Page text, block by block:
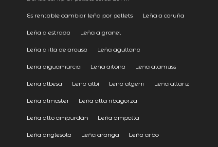
Es rentable cambiar leña por pellets Leña a coruña
Leña a estrada Leña a granel
Leña a illa de arousa Leña agullana
Leña aiguamúrcia Leña aitona Leña alamúss
Leña albesa Leña albí Leña algerri Leña allariz
Leña almoster Leña alta ribagorza
Leña alto ampurdán Leña ampolla
Leña anglesola Leña aranga Leña arbo